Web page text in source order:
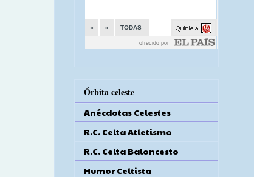
Órbita celeste
Anécdotas Celestes
R.C. Celta Atletismo
R.C. Celta Baloncesto
Humor Celtista